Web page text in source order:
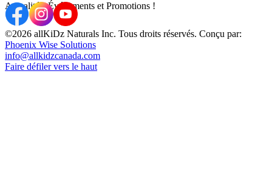
Actualités, Événements et Promotions !
©2026 allKiDz Naturals Inc. Tous droits réservés. Conçu par:
Phoenix Wise Solutions
info@allkidzcanada.com
Faire défiler vers le haut